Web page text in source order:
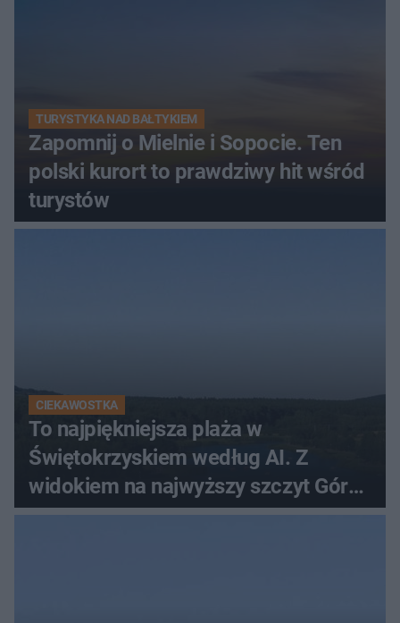
TURYSTYKA NAD BAŁTYKIEM
Zapomnij o Mielnie i Sopocie. Ten
polski kurort to prawdziwy hit wśród
turystów
CIEKAWOSTKA
To najpiękniejsza plaża w
Świętokrzyskiem według AI. Z
widokiem na najwyższy szczyt Gór
Świętokrzyskich